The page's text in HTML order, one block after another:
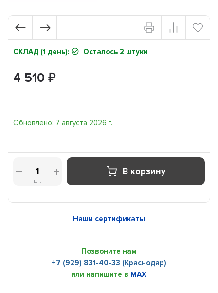
СКЛАД (1 день): Осталось 2 штуки
4 510₽
Обновлено: 7 августа 2026 г.
шт.
В корзину
Наши сертификаты
Позвоните нам
+7 (929) 831-40-33 (Краснодар)
или напишите в MAX